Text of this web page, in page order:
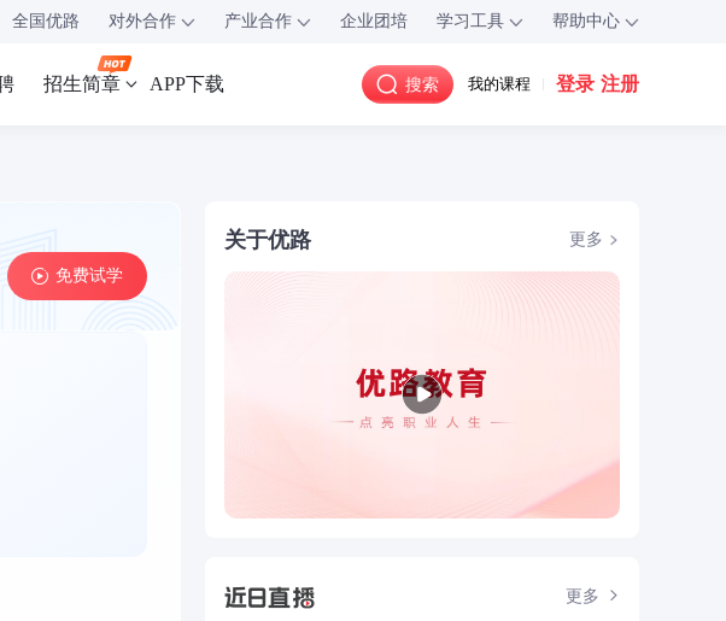
全国优路 对外合作 产业合作 企业团培 学习工具 帮助中心
招生简章 APP下载 搜索 我的课程 登录 注册
免费试学
关于优路 更多
更多